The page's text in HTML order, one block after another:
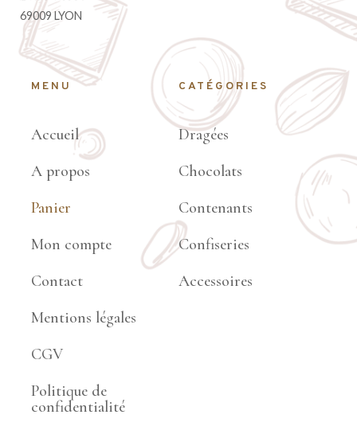
69009 LYON
MENU
Accueil
A propos
Panier
Mon compte
Contact
Mentions légales
CGV
Politique de
confidentialité
CATÉGORIES
Dragées
Chocolats
Contenants
Confiseries
Accessoires